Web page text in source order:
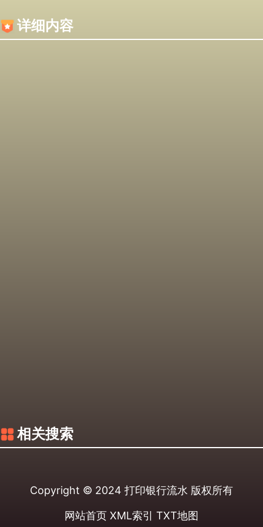
详细内容
相关搜索
Copyright © 2024 打印银行流水 版权所有
网站首页 XML索引 TXT地图